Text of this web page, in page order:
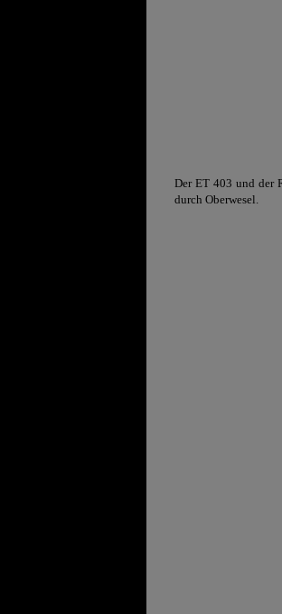
Der ET 403 und der
durch Oberwesel.